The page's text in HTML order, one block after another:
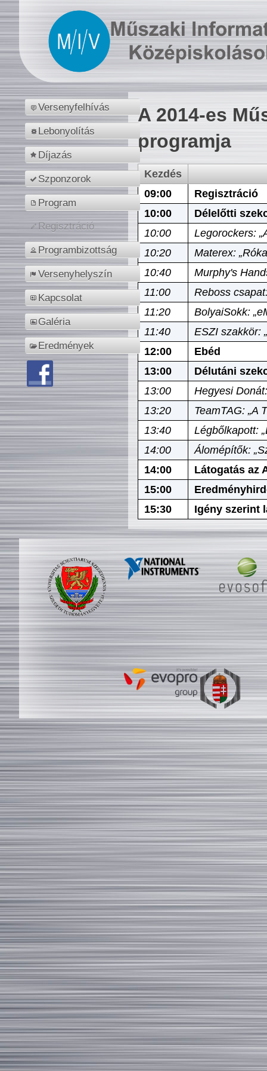
Versenyfelhívás
Lebonyolítás
Díjazás
Szponzorok
Program
Regisztráció
Programbizottság
Versenyhelyszín
Kapcsolat
Galéria
Eredmények
A 2014-es
programja
Kezdés
09:00
Regisztráció
10:00
Délelőtti
10:00
Legorockers:
10:20
Materex:
10:40
Murphy's
11:00
Reboss
11:20
BolyaiSokk:
11:40
ESZI szakkör:
12:00
Ebéd
13:00
Délutáni
13:00
Hegyesi
13:20
TeamTAG: „A
13:40
Légbőlkapott:
14:00
Álomépítők:
14:00
Látogatás az
15:00
15:30
Igény szerint